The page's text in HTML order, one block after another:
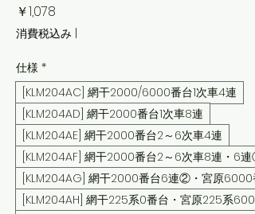
￥1,078
格
消費税込み
仕様 *
[KLM204AC] 網干2000/6000番台1次車4連
[KLM204AD] 網干2000番台1次車8連
[KLM204AE] 網干2000番台2～6次車4連
[KLM204AF] 網干2000番台2～6次車8連・6連①
[KLM204AG] 網干2000番台6連②・宮原6000
[KLM204AH] 網干225系0番台・宮原225系